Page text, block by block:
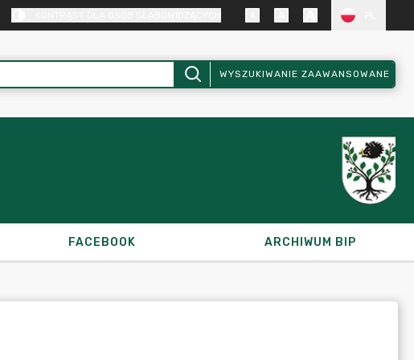
WYSZUKIWANIE ZAAWANSOWANE
FACEBOOK ARCHIWUM BIP